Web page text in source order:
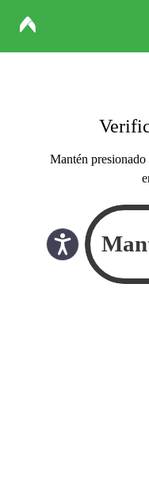
Mantén